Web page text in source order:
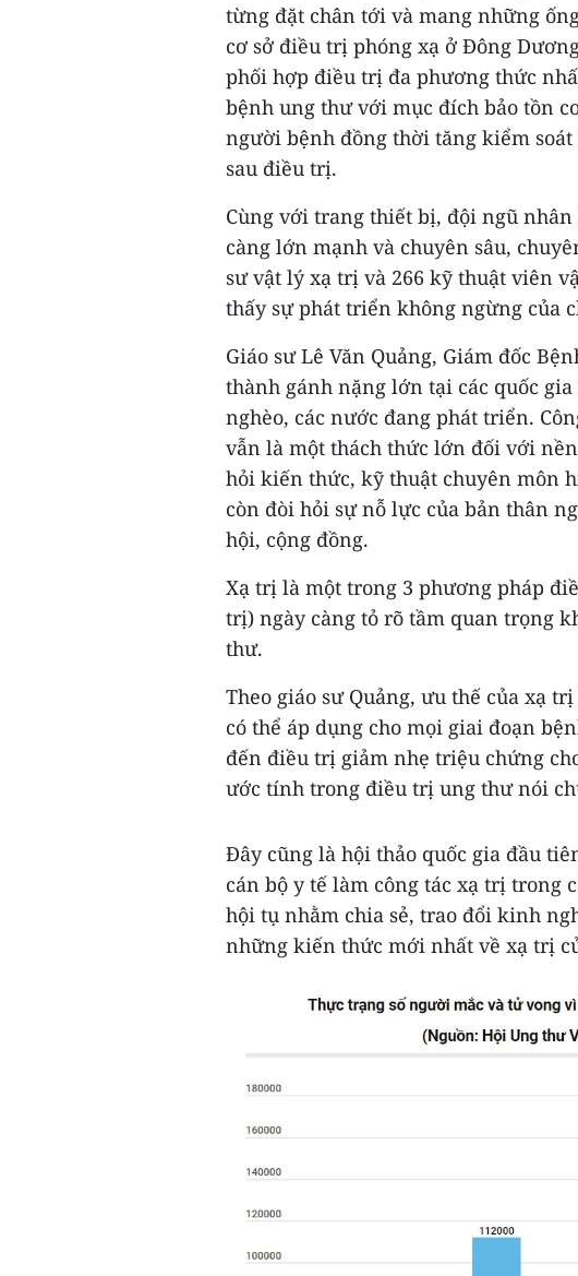
từng đặt chân tới và mang những
cơ sở điều trị phóng xạ ở Đông
phối hợp điều trị đa phương thức
bệnh ung thư với mục đích bảo tồn
người bệnh đồng thời tăng kiểm
sau điều trị.
Cùng với trang thiết bị, đội ngũ
càng lớn mạnh và chuyên sâu,
sư vật lý xạ trị và 266 kỹ thuật viên
thấy sự phát triển không ngừng của
Giáo sư Lê Văn Quảng, Giám đốc
thành gánh nặng lớn tại các quốc
nghèo, các nước đang phát triển.
vẫn là một thách thức lớn đối với
hỏi kiến thức, kỹ thuật chuyên môn
còn đòi hỏi sự nỗ lực của bản thân
hội, cộng đồng.
Xạ trị là một trong 3 phương pháp
trị) ngày càng tỏ rõ tầm quan trọng
thư.
Theo giáo sư Quảng, ưu thế của xạ
có thể áp dụng cho mọi giai đoạn
đến điều trị giảm nhẹ triệu chứng
ước tính trong điều trị ung thư nói
Đây cũng là hội thảo quốc gia đầu
cán bộ y tế làm công tác xạ trị trong
hội tụ nhằm chia sẻ, trao đổi kinh
những kiến thức mới nhất về xạ trị